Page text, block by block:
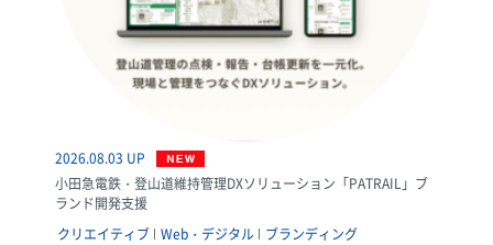
2026.08.03 UP
小田急電鉄・登山道維持管理DXソリューション「PATRAIL」ブ
ランド開発支援
クリエイティブ Web・デジタル ブランディング